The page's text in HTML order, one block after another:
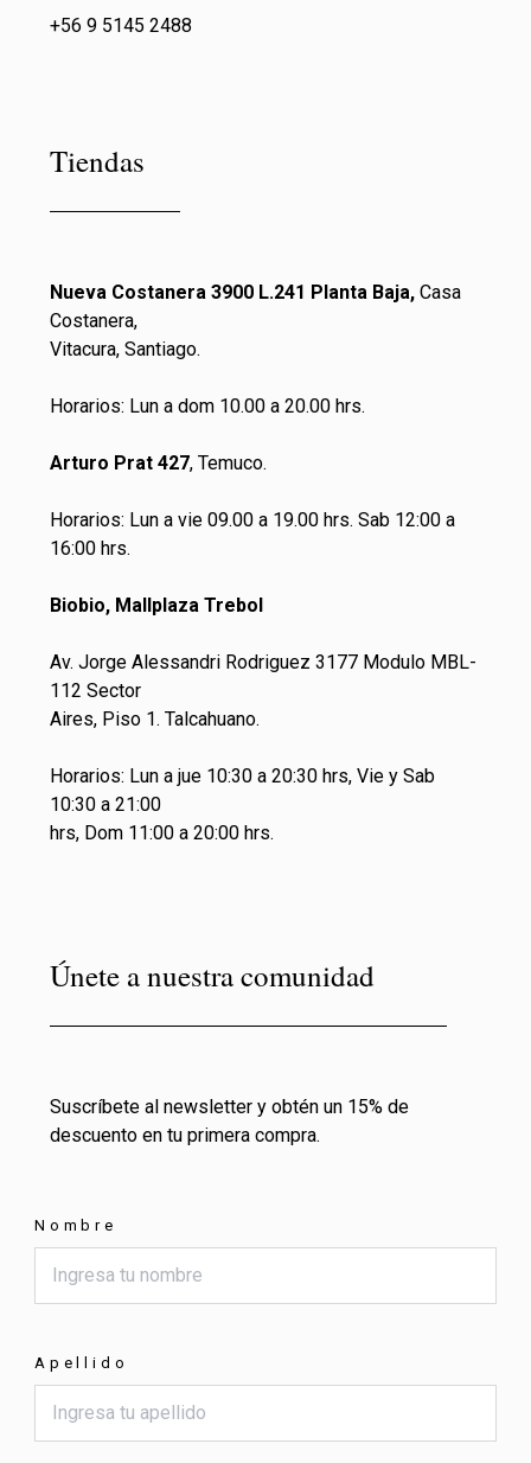
+56 9 5145 2488
Tiendas
Nueva Costanera 3900 L.241 Planta Baja, Casa
Costanera,
Vitacura, Santiago.
Horarios: Lun a dom 10.00 a 20.00 hrs.
Arturo Prat 427, Temuco.
Horarios: Lun a vie 09.00 a 19.00 hrs. Sab 12:00 a
16:00 hrs.
Biobio, Mallplaza Trebol
Av. Jorge Alessandri Rodriguez 3177 Modulo MBL-
112 Sector
Aires, Piso 1. Talcahuano.
Horarios: Lun a jue 10:30 a 20:30 hrs, Vie y Sab
10:30 a 21:00
hrs, Dom 11:00 a 20:00 hrs.
Únete a nuestra comunidad
Suscríbete al newsletter y obtén un 15% de
descuento en tu primera compra.
Nombre
Apellido